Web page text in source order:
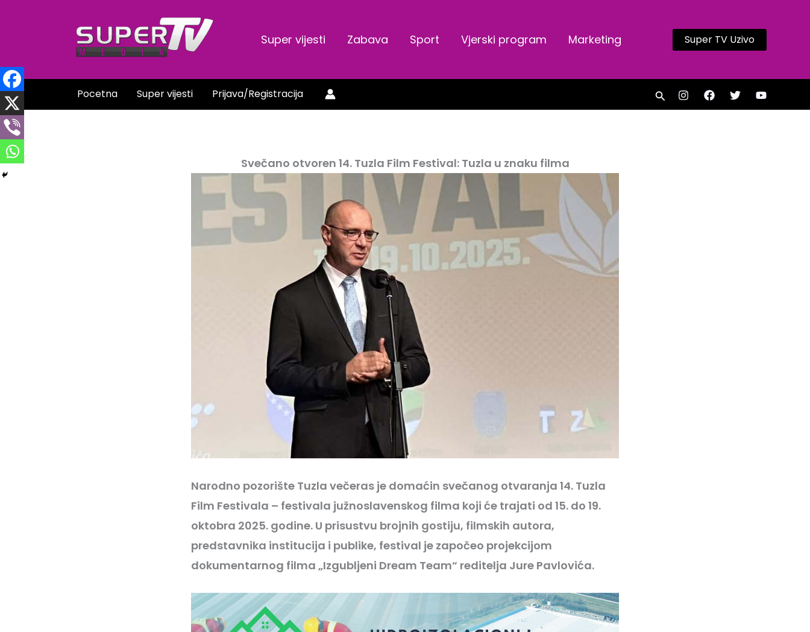
Super vijesti Zabava Sport Vjerski program Marketing Super TV Uzivo
Pocetna Super vijesti Prijava/Registracija Search
Svečano otvoren 14. Tuzla Film Festival: Tuzla u znaku filma
Narodno pozorište Tuzla večeras je domaćin svečanog otvaranja 14. Tuzla
Film Festivala – festivala južnoslavenskog filma koji će trajati od 15. do 19.
oktobra 2025. godine. U prisustvu brojnih gostiju, filmskih autora,
predstavnika institucija i publike, festival je započeo projekcijom
dokumentarnog filma „Izgubljeni Dream Team“ reditelja Jure Pavlovića.